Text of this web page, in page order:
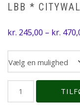
LBB *
kr. 245,00 – kr.